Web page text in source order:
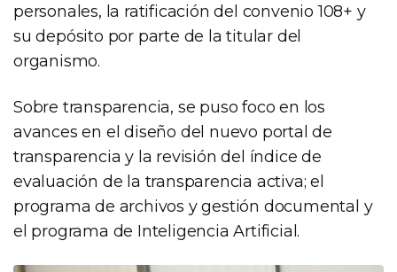
personales, la ratificación del convenio 108+ y
su depósito por parte de la titular del
organismo.
Sobre transparencia, se puso foco en los
avances en el diseño del nuevo portal de
transparencia y la revisión del índice de
evaluación de la transparencia activa; el
programa de archivos y gestión documental y
el programa de Inteligencia Artificial.